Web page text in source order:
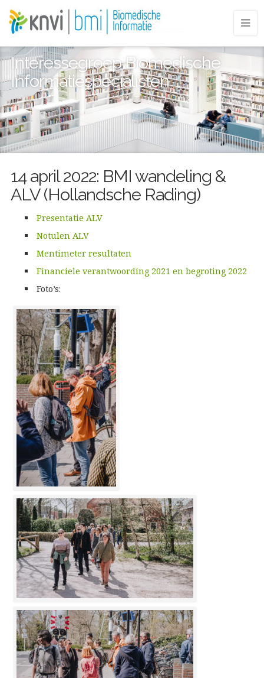
Interessegroep Biomedische
Informatiespecialisten
14 april 2022: BMI wandeling &
ALV (Hollandsche Rading)
Presentatie ALV
Notulen ALV
Mentimeter resultaten
Financiele verantwoording 2021 en begroting 2022
Foto’s: